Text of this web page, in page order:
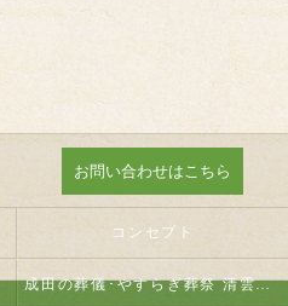
お問い合わせはこちら
コンセプト
成田の葬儀･やすらぎ葬祭 清雲の評判